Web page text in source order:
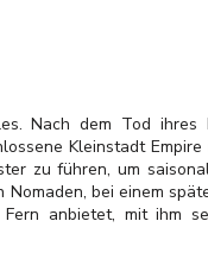
Nach dem Tod
Kleinstadt
zu führen, um
bei einem
anbietet, mit ihm